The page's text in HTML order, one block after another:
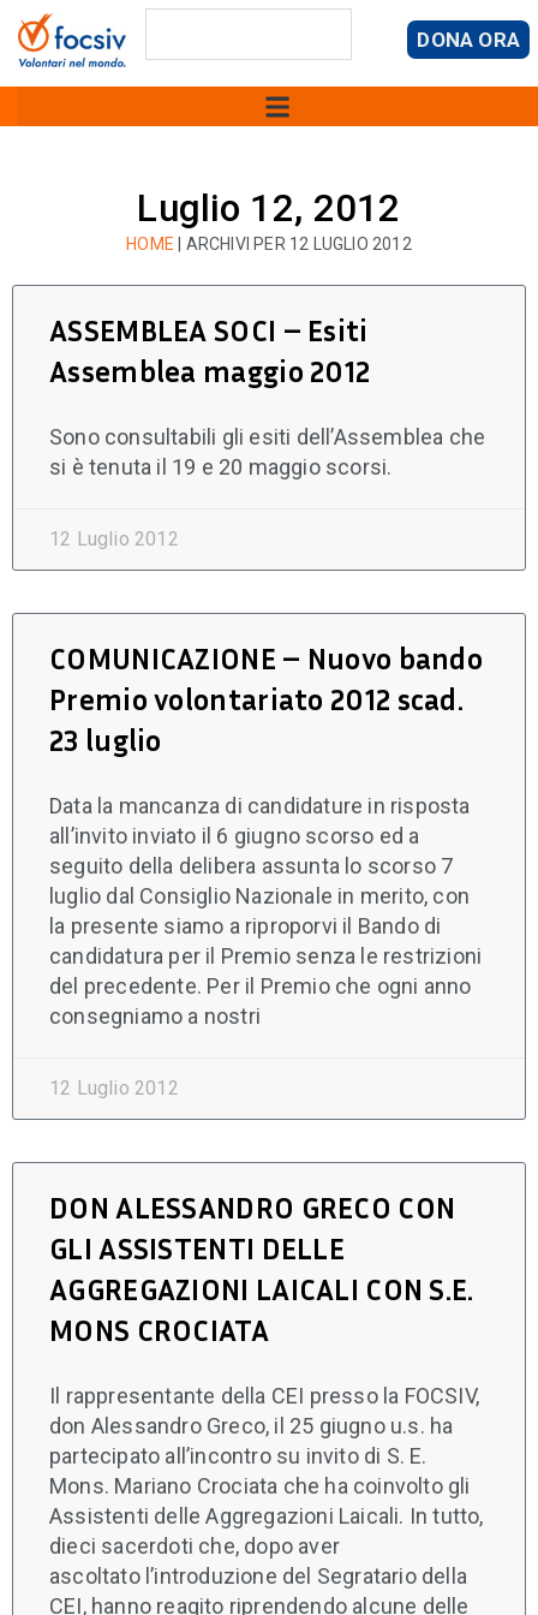
DONA ORA
Luglio 12, 2012
HOME ARCHIVI PER 12 LUGLIO 2012
ASSEMBLEA SOCI – Esiti
Assemblea maggio 2012
Sono consultabili gli esiti dell’Assemblea che
si è tenuta il 19 e 20 maggio scorsi.
12 Luglio 2012
COMUNICAZIONE – Nuovo bando
Premio volontariato 2012 scad.
23 luglio
Data la mancanza di candidature in risposta
all’invito inviato il 6 giugno scorso ed a
seguito della delibera assunta lo scorso 7
luglio dal Consiglio Nazionale in merito, con
la presente siamo a riproporvi il Bando di
candidatura per il Premio senza le restrizioni
del precedente. Per il Premio che ogni anno
consegniamo a nostri
12 Luglio 2012
DON ALESSANDRO GRECO CON
GLI ASSISTENTI DELLE
AGGREGAZIONI LAICALI CON S.E.
MONS CROCIATA
Il rappresentante della CEI presso la FOCSIV,
don Alessandro Greco, il 25 giugno u.s. ha
partecipato all’incontro su invito di S. E.
Mons. Mariano Crociata che ha coinvolto gli
Assistenti delle Aggregazioni Laicali. In tutto,
dieci sacerdoti che, dopo aver
ascoltato l’introduzione del Segratario della
CEI, hanno reagito riprendendo alcune delle